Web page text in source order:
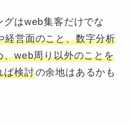
グはweb集客だけでな
経営面のこと、数字分析
、web周り以外のことを
ば検討の余地はあるかも